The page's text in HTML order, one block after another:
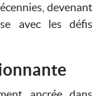
devenant
avec les défis